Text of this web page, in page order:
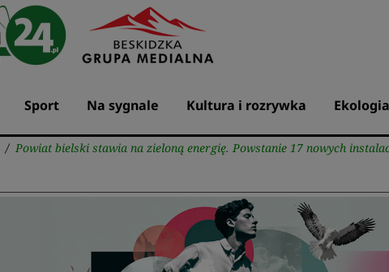
Sport Na sygnale Kultura i rozrywka Ekologia
/ Powiat bielski stawia na zieloną energię. Powstanie 17 nowych